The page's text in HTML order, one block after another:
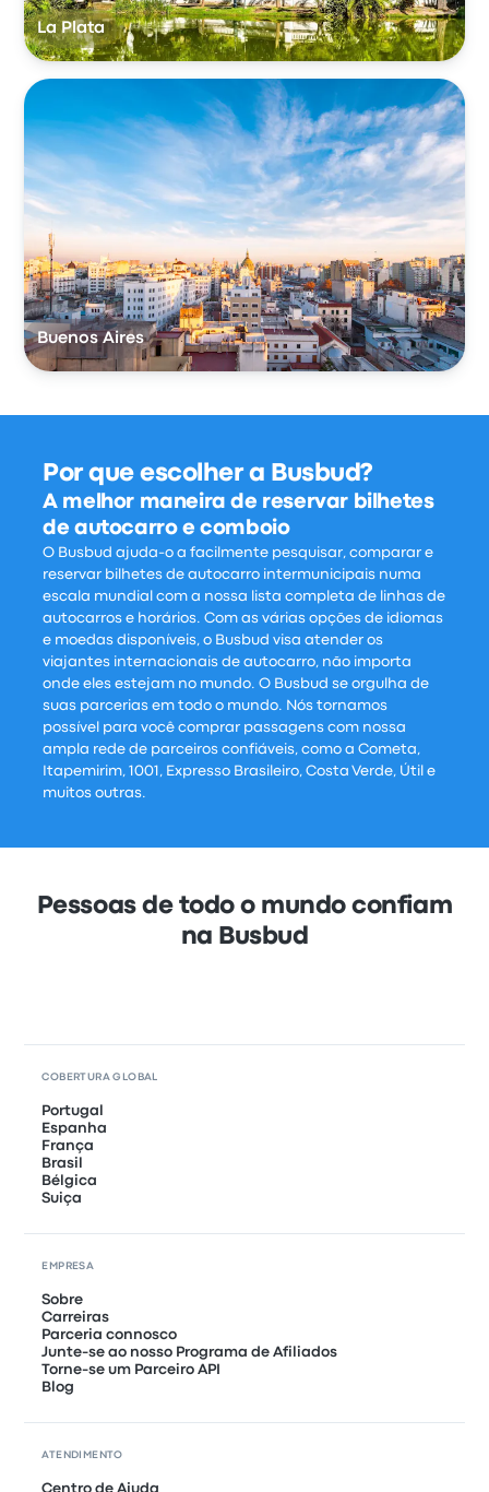
La Plata
Buenos Aires
Por que escolher a Busbud?
A melhor maneira de reservar bilhetes
de autocarro e comboio
O Busbud ajuda-o a facilmente pesquisar, comparar e
reservar bilhetes de autocarro intermunicipais numa
escala mundial com a nossa lista completa de linhas de
autocarros e horários. Com as várias opções de idiomas
e moedas disponíveis, o Busbud visa atender os
viajantes internacionais de autocarro, não importa
onde eles estejam no mundo. O Busbud se orgulha de
suas parcerias em todo o mundo. Nós tornamos
possível para você comprar passagens com nossa
ampla rede de parceiros confiáveis, como a Cometa,
Itapemirim, 1001, Expresso Brasileiro, Costa Verde, Útil e
muitos outras.
Pessoas de todo o mundo confiam
na Busbud
COBERTURA GLOBAL
Portugal
Espanha
França
Brasil
Bélgica
Suiça
EMPRESA
Sobre
Carreiras
Parceria connosco
Junte-se ao nosso Programa de Afiliados
Torne-se um Parceiro API
Blog
ATENDIMENTO
Centro de Ajuda